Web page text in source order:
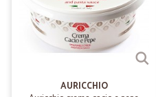
AURICCHIO